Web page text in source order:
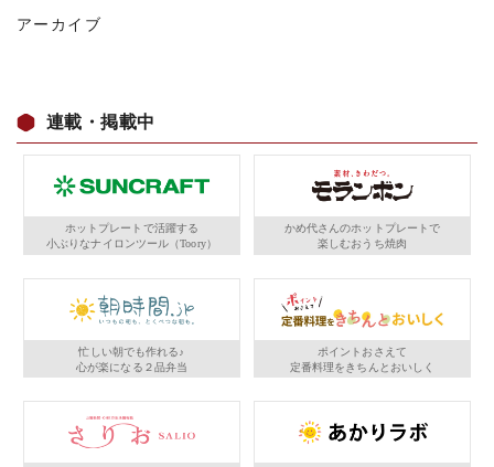
アーカイブ
連載・掲載中
ホットプレートで活躍する
小ぶりなナイロンツール（Toory）
かめ代さんのホットプレートで
楽しむおうち焼肉
忙しい朝でも作れる♪
心が楽になる２品弁当
ポイントおさえて
定番料理をきちんとおいしく